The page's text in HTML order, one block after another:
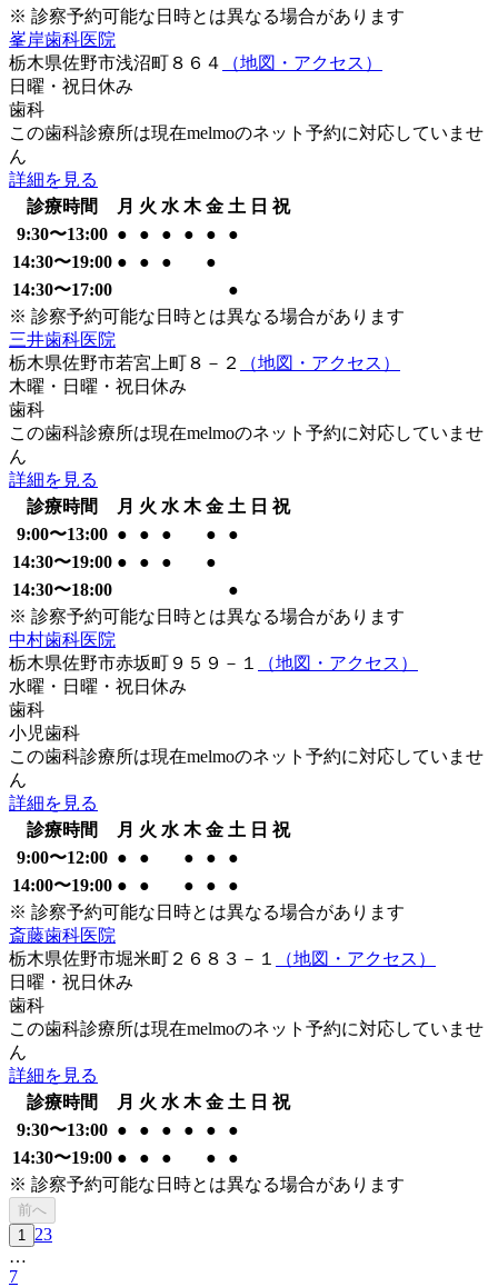
※ 診察予約可能な日時とは異なる場合があります
峯岸歯科医院
栃木県佐野市浅沼町８６４
（地図・アクセス）
日曜・祝日 休み
歯科
この歯科診療所は現在melmoのネット予約に対応していませ
ん
詳細を見る
診療時間
月 火 水 木 金 土 日 祝
9:30〜13:00 ● ● ● ● ●
●
14:30〜19:00 ● ● ●
●
14:30〜17:00
●
※ 診察予約可能な日時とは異なる場合があります
三井歯科医院
栃木県佐野市若宮上町８－２
（地図・アクセス）
木曜・日曜・祝日 休み
歯科
この歯科診療所は現在melmoのネット予約に対応していませ
ん
詳細を見る
診療時間
月 火 水 木 金 土 日 祝
9:00〜13:00 ● ● ● ●
●
14:30〜19:00 ● ● ●
●
14:30〜18:00
●
※ 診察予約可能な日時とは異なる場合があります
中村歯科医院
栃木県佐野市赤坂町９５９－１
（地図・アクセス）
水曜・日曜・祝日 休み
歯科
小児歯科
この歯科診療所は現在melmoのネット予約に対応していませ
ん
詳細を見る
診療時間
月 火 水 木 金 土 日 祝
9:00〜12:00 ● ● ● ●
●
14:00〜19:00 ● ● ● ●
●
※ 診察予約可能な日時とは異なる場合があります
斎藤歯科医院
栃木県佐野市堀米町２６８３－１
（地図・アクセス）
日曜・祝日 休み
歯科
この歯科診療所は現在melmoのネット予約に対応していませ
ん
詳細を見る
診療時間
月 火 水 木 金 土 日 祝
9:30〜13:00 ● ● ● ● ●
●
14:30〜19:00 ● ● ● ●
●
※ 診察予約可能な日時とは異なる場合があります
前へ
1
23
…
7